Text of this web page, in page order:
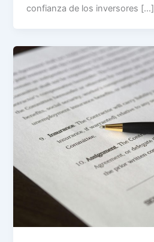
confianza de los inversores […]